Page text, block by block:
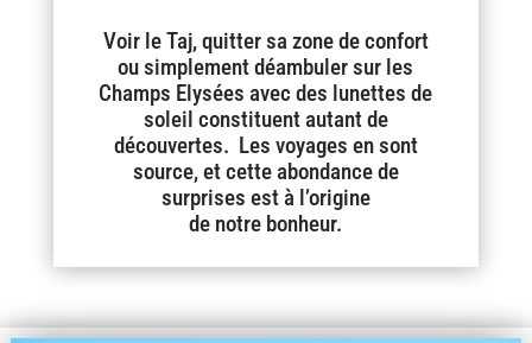
Voir le Taj, quitter sa zone de confort
ou simplement déambuler sur les
Champs Elysées avec des lunettes de
soleil constituent autant de
découvertes. Les voyages en sont
source, et cette abondance de
surprises est à l’origine
de notre bonheur.